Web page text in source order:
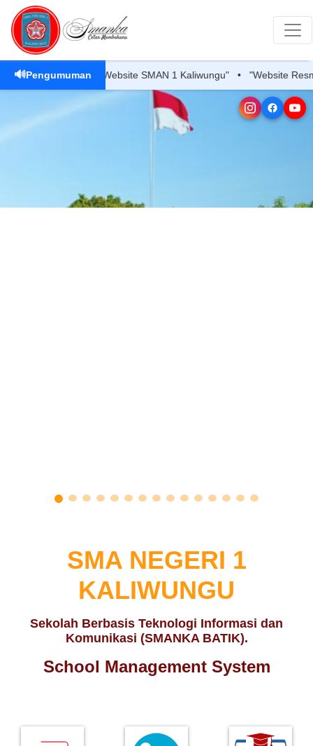
🔊Pengumuman
Datang di Website SMAN 1 Kaliwungu" • "Website Resmi
SMA NEGERI 1
KALIWUNGU
Sekolah Berbasis Teknologi Informasi dan
Komunikasi (SMANKA BATIK).
School Management System